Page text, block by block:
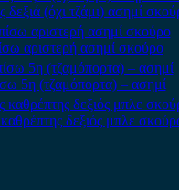
(όχι τζάμι) ασημί
αριστερή ασημί σκούρο
5η (τζαμόπορτα) – ασημί
δεξιός μπλε